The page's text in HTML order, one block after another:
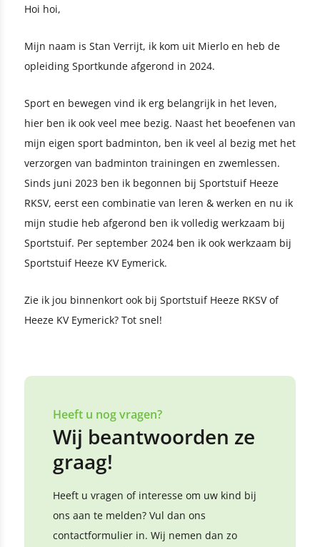
Hoi hoi,
Mijn naam is Stan Verrijt, ik kom uit Mierlo en heb de
opleiding Sportkunde afgerond in 2024.
Sport en bewegen vind ik erg belangrijk in het leven,
hier ben ik ook veel mee bezig. Naast het beoefenen van
mijn eigen sport badminton, ben ik veel al bezig met het
verzorgen van badminton trainingen en zwemlessen.
Sinds juni 2023 ben ik begonnen bij Sportstuif Heeze
RKSV, eerst een combinatie van leren & werken en nu ik
mijn studie heb afgerond ben ik volledig werkzaam bij
Sportstuif. Per september 2024 ben ik ook werkzaam bij
Sportstuif Heeze KV Eymerick.
Zie ik jou binnenkort ook bij Sportstuif Heeze RKSV of
Heeze KV Eymerick? Tot snel!
Heeft u nog vragen?
Wij beantwoorden ze
graag!
Heeft u vragen of interesse om uw kind bij
ons aan te melden? Vul dan ons
contactformulier in. Wij nemen dan zo